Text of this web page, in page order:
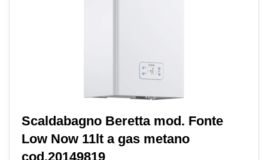
Scaldabagno Beretta mod. Fonte
Low Now 11lt a gas metano
cod.20149819